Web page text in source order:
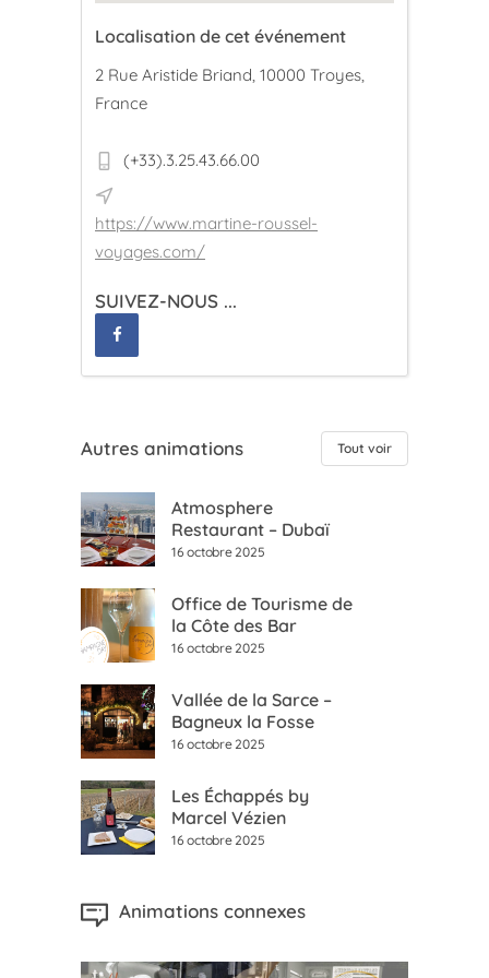
Localisation de cet événement
2 Rue Aristide Briand, 10000 Troyes,
France
(+33).3.25.43.66.00
https://www.martine-roussel-
voyages.com/
SUIVEZ-NOUS ...
Autres animations Tout voir
Atmosphere
Restaurant – Dubaï
16 octobre 2025
Office de Tourisme de
la Côte des Bar
16 octobre 2025
Vallée de la Sarce –
Bagneux la Fosse
16 octobre 2025
Les Échappés by
Marcel Vézien
16 octobre 2025
Animations connexes